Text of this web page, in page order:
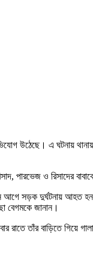
উঠেছে। এ ঘটনায়
পারভেজ ও রিসাদের
আগে সড়ক দুর্ঘটনায়
বেগমকে জানান।
রাতে তাঁর বাড়িতে